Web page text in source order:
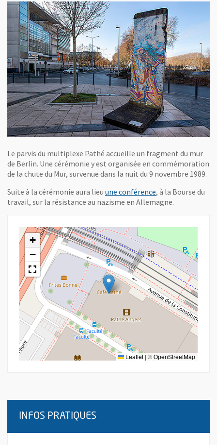
Le parvis du multiplexe Pathé accueille un fragment du mur
de Berlin. Une cérémonie y est organisée en commémoration
de la chute du Mur, survenue dans la nuit du 9 novembre 1989.
Suite à la cérémonie aura lieu une conférence, à la Bourse du
travail, sur la résistance au nazisme en Allemagne.
+
−
Leaflet |©OpenStreetMap
INFOS PRATIQUES